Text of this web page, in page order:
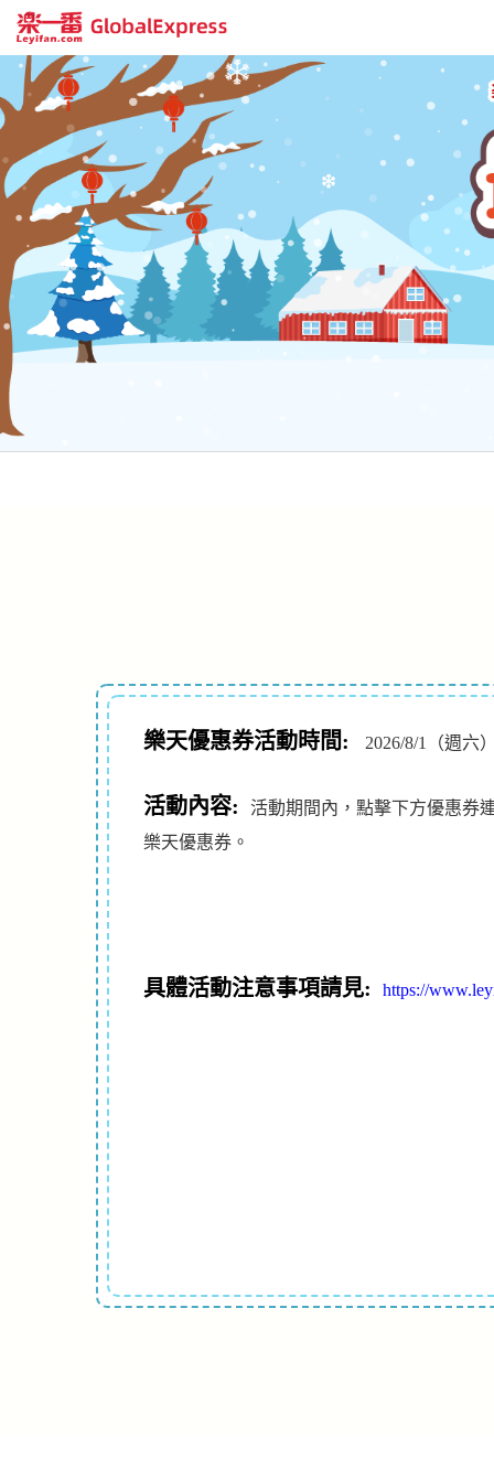
樂天優惠券活動時間: 2026/8/1（週六
活動內容:
活動期間內，點擊下方優惠券
樂天優惠券。
具體活動注意事項請見: https://